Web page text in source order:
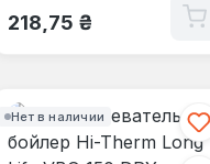
Обычная цена:
218,75 ₴
Нет в наличии